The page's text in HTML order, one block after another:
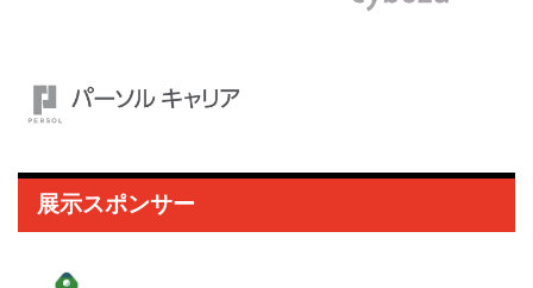
展示スポンサー